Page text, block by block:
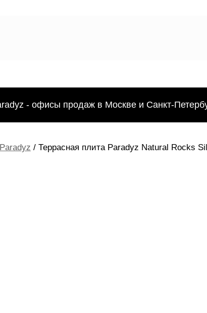
- офисы продаж в Москве и Санкт-
/ Террасная плита Paradyz Natural Rocks